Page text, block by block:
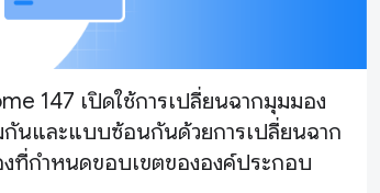
147 เปิดใช้การเปลี่ยนฉากมุมมอง
นและแบบซ้อนกันด้วยการเปลี่ยนฉาก
ที่กำหนดขอบเขตขององค์ประกอบ